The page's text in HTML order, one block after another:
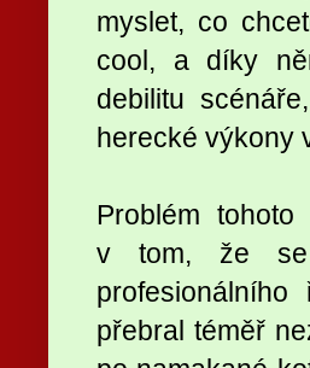
myslet, co
cool, a díky
debilitu
herecké výkony
Problém
v tom, že se
přebral téměř